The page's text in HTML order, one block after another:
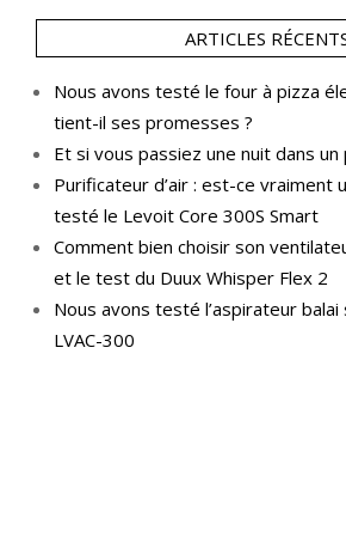
ARTICLES
Nous avons testé le four à pizza
tient-il ses promesses ?
Et si vous passiez une nuit dans un
Purificateur d’air : est-ce vraiment
testé le Levoit Core 300S Smart
Comment bien choisir son
et le test du Duux Whisper Flex 2
Nous avons testé l’aspirateur
LVAC-300